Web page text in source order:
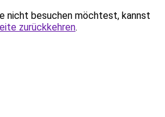
nicht besuchen möchtest, kannst
zurückkehren.